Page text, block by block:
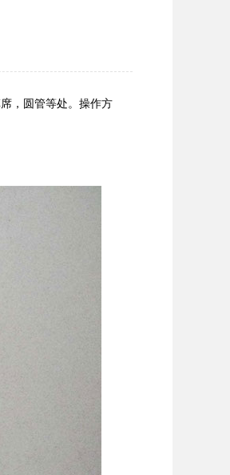
，圆管等处。操作方